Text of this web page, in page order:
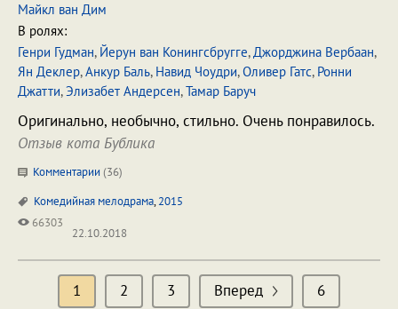
Майкл ван Дим
В ролях:
Генри Гудман, Йерун ван Конингсбругге,Джорджина Вербаан,
Ян Деклер,Анкур Баль, Навид Чоудри,Оливер Гатс, Ронни
Джатти,Элизабет Андерсен,Тамар Баруч
Оригинально, необычно, стильно. Очень понравилось.
Отзыв кота Бублика
Комментарии (36)
Комедийная мелодрама,2015
66303
22.10.2018
1 2 3 Вперед 6